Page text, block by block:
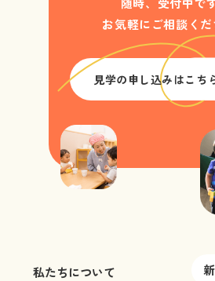
お気軽にご相談くだ
見学の申し込みはこち
私たちについて